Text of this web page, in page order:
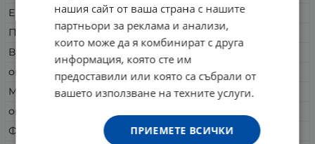
Енергийност
1532 kJ/363 kcal
Протеин
13 грама
Въглехидрати
60 грама
от които захари
1.8 грама
Мазнини
5.7 грама
от които наситени
Фибри
10 грама
нашия сайт от ваша страна с нашите
партньори за реклама и анализи,
които може да я комбинират с друга
информация, която сте им
предоставили или която са събрали от
вашето използване на техните услуги.
ПРИЕМЕТЕ ВСИЧКИ